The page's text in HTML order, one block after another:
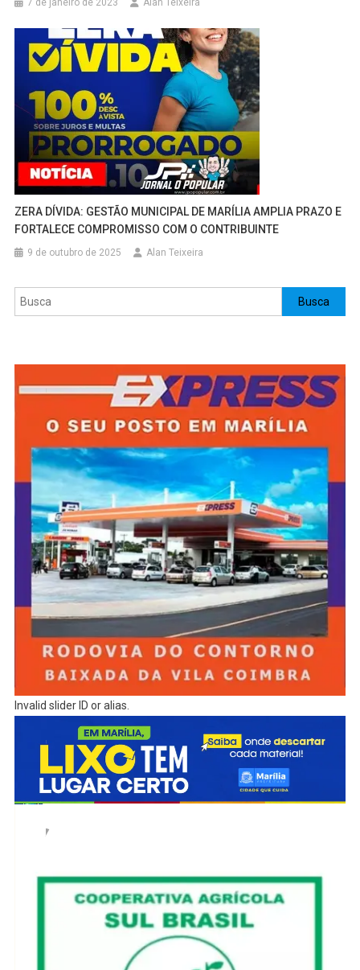
7 de janeiro de 2023 Alan Teixeira
ZERA DÍVIDA: GESTÃO MUNICIPAL DE MARÍLIA AMPLIA PRAZO E
FORTALECE COMPROMISSO COM O CONTRIBUINTE
9 de outubro de 2025 Alan Teixeira
Pesquisar Busca
Invalid slider ID or alias.